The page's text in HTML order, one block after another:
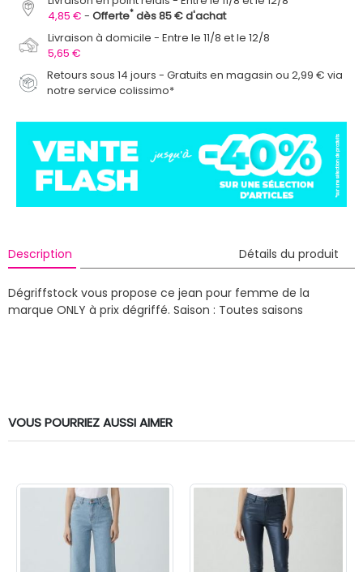
4,85 €
Offerte* dès 85 € d'achat
Livraison à domicile
Entre le 11/8 et le 12/8
5,65 €
Retours sous 14 jours - Gratuits en magasin ou 2,99 € via
notre service colissimo*
Description Détails du produit
Dégriffstock vous propose ce jean pour femme de la
marque ONLY à prix dégriffé. Saison : Toutes saisons
VOUS POURRIEZ AUSSI AIMER